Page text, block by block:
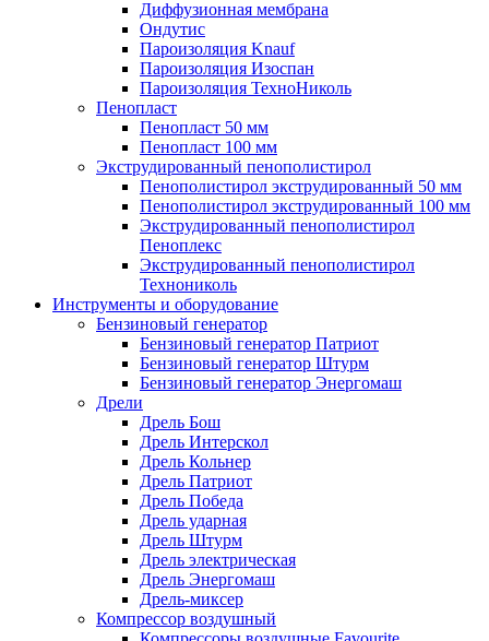
Диффузионная мембрана
Ондутис
Пароизоляция Knauf
Пароизоляция Изоспан
Пароизоляция ТехноНиколь
Пенопласт
Пенопласт 50 мм
Пенопласт 100 мм
Экструдированный пенополистирол
Пенополистирол экструдированный 50 мм
Пенополистирол экструдированный 100 мм
Экструдированный пенополистирол
Пеноплекс
Экструдированный пенополистирол
Технониколь
Инструменты и оборудование
Бензиновый генератор
Бензиновый генератор Патриот
Бензиновый генератор Штурм
Бензиновый генератор Энергомаш
Дрели
Дрель Бош
Дрель Интерскол
Дрель Кольнер
Дрель Патриот
Дрель Победа
Дрель ударная
Дрель Штурм
Дрель электрическая
Дрель Энергомаш
Дрель-миксер
Компрессор воздушный